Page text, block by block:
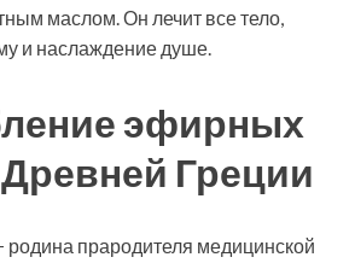
маслом. Он лечит все тело,
и наслаждение душе.
эфирных
Греции
родина прародителя медицинской